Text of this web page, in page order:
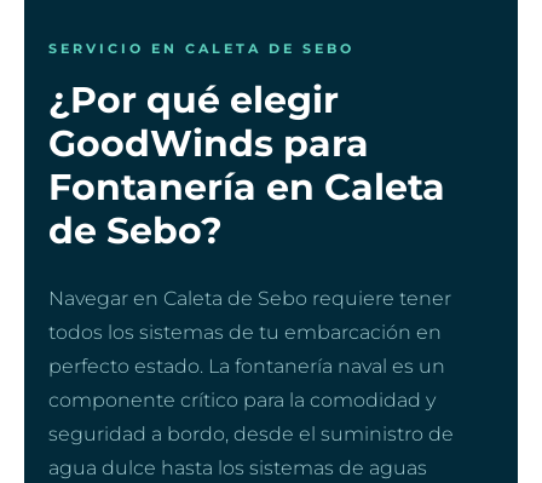
SERVICIO EN CALETA DE SEBO
¿Por qué elegir
GoodWinds para
Fontanería en Caleta
de Sebo?
Navegar en Caleta de Sebo requiere tener
todos los sistemas de tu embarcación en
perfecto estado. La fontanería naval es un
componente crítico para la comodidad y
seguridad a bordo, desde el suministro de
agua dulce hasta los sistemas de aguas